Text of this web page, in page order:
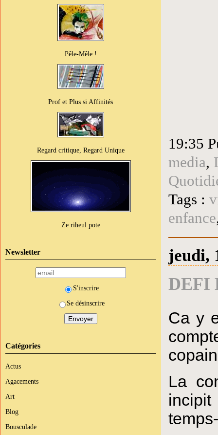
Pêle-Mêle !
Prof et Plus si Affinités
Regard critique, Regard Unique
Ze riheul pote
Newsletter
S'inscrire
Se désinscrire
Catégories
Actus
Agacements
Art
Blog
Bousculade
19:35
media,
Tags :
enfance
jeudi,
DEFI
Ca y
La